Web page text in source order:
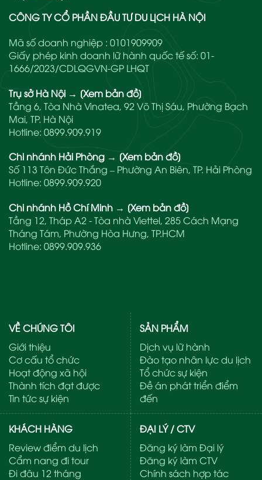
CÔNG TY CỔ PHẦN ĐẦU TƯ DU LỊCH HÀ NỘI
Mã số doanh nghiệp : 0101909909
Giấy phép kinh doanh lữ hành quốc tế số: 01-
1666/2023/CDLQGVN-GP LHQT
Trụ sở Hà Nội → [Xem bản đồ]
Tầng 6, Tòa Nhà Vinatea, 92 Võ Thị Sáu, Phường Bạch
Mai, TP. Hà Nội
Hotline: 0899.909.919
Chi nhánh Hải Phòng → [Xem bản đồ]
Số 113 Tôn Đức Thắng – Phường An Biên, TP. Hải Phòng
Hotline: 0899.909.920
Chi nhánh Hồ Chí Minh → [Xem bản đồ]
Tầng 12, Tháp A2 - Tòa nhà Viettel, 285 Cách Mạng
Tháng Tám, Phường Hòa Hưng, TP.HCM
Hotline: 0899.909.936
VỀ CHÚNG TÔI
Giới thiệu
Cơ cấu tổ chức
Hoạt động xã hội
Thành tích đạt được
Tin tức sự kiện
SẢN PHẨM
Dịch vụ lữ hành
Đào tạo nhân lực du lịch
Tổ chức sự kiện
Đề án phát triển điểm
đến
KHÁCH HÀNG
Review điểm du lịch
Cẩm nang đi tour
Đi đâu 12 tháng
ĐẠI LÝ / CTV
Đăng ký làm Đại lý
Đăng ký làm CTV
Chính sách hợp tác